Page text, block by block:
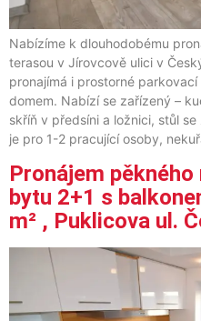
Nabízíme k dlouhodobému
terasou v Jírovcově ulici v
pronajímá i prostorné
domem. Nabízí se zařízený –
skříň v předsíni a ložnici, stůl
je pro 1-2 pracující osoby,
Pronájem
bytu 2+1 s
m² , Puklicova ul.